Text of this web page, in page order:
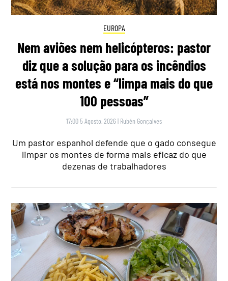
EUROPA
Nem aviões nem helicópteros: pastor
diz que a solução para os incêndios
está nos montes e “limpa mais do que
100 pessoas”
17:00 5 Agosto, 2026 | Rubén Gonçalves
Um pastor espanhol defende que o gado consegue
limpar os montes de forma mais eficaz do que
dezenas de trabalhadores